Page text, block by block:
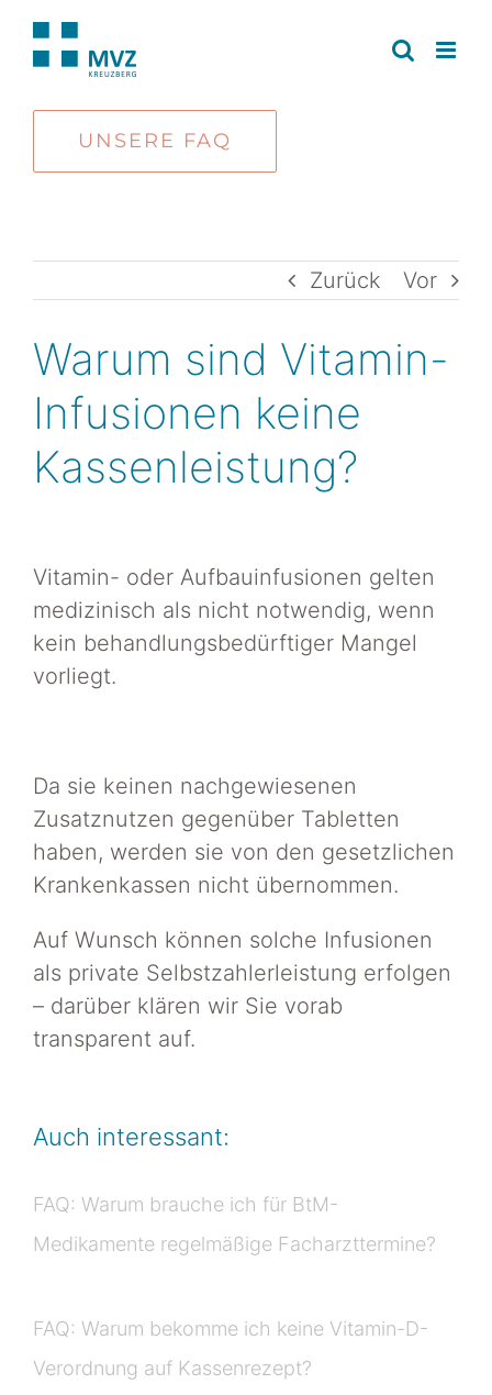
Zum
Inhalt
UNSERE FAQ
Zurück Vor
Warum sind Vitamin-
Infusionen keine
Kassenleistung?
Vitamin- oder Aufbauinfusionen gelten
medizinisch als nicht notwendig, wenn
kein behandlungsbedürftiger Mangel
vorliegt.
Da sie keinen nachgewiesenen
Zusatznutzen gegenüber Tabletten
haben, werden sie von den gesetzlichen
Krankenkassen nicht übernommen.
Auf Wunsch können solche Infusionen
als private Selbstzahlerleistung erfolgen
– darüber klären wir Sie vorab
transparent auf.
Auch interessant:
FAQ: Warum brauche ich für BtM-
Medikamente regelmäßige Facharzttermine?
FAQ: Warum bekomme ich keine Vitamin-D-
Verordnung auf Kassenrezept?